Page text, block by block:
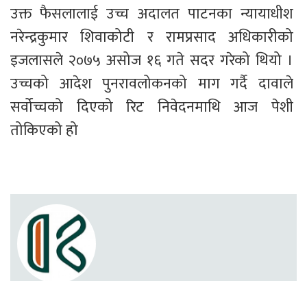
उक्त फैसलालाई उच्च अदालत पाटनका न्यायाधीश
नरेन्द्रकुमार शिवाकोटी र रामप्रसाद अधिकारीको
इजलासले २०७५ असोज १६ गते सदर गरेको थियो ।
उच्चको आदेश पुनरावलोकनको माग गर्दै दावाले
सर्वोच्चको दिएको रिट निवेदनमाथि आज पेशी
तोकिएको हो